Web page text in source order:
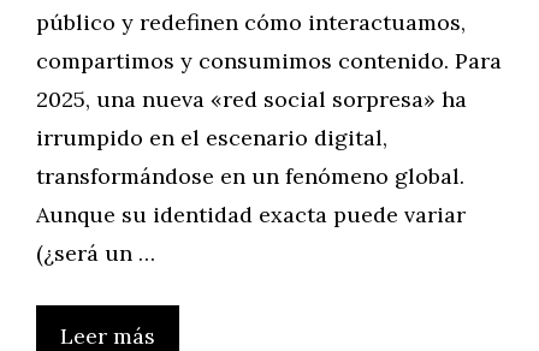
público y redefinen cómo interactuamos,
compartimos y consumimos contenido. Para
2025, una nueva «red social sorpresa» ha
irrumpido en el escenario digital,
transformándose en un fenómeno global.
Aunque su identidad exacta puede variar
(¿será un …
Leer más